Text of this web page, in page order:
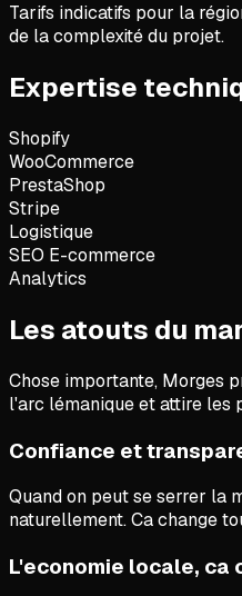
Tarifs indicatifs pour la
de la complexité du projet.
Expertise
Shopify
WooCommerce
PrestaShop
Stripe
Logistique
SEO E-commerce
Analytics
Les atouts du
Chose importante, Morges
l'arc lémanique et attire les
Confiance et
Quand on peut se serrer la
naturellement. Ca change
L'economie locale, ca